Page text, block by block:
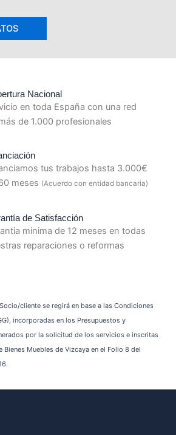
Nacional
en toda España con una red
de 1.000 profesionales
tus trabajos hasta 3.000€
meses (Acuerdo con entidad bancaria)
de Satisfacción
minima de 12 meses en todas
reparaciones o reformas
cliente se regirá en base a las Condiciones
incorporadas en los Presupuestos y
por la solicitud de los servicios e inscritas
Bienes Muebles de Vizcaya en el Folio 8 del